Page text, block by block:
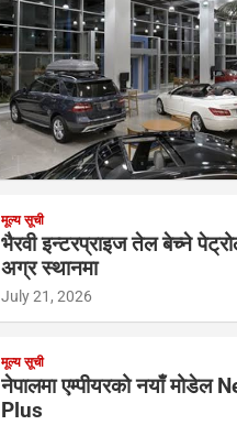
मूल्य सूची
भैरवी इन्टरप्राइज तेल बेच्ने
अग्र स्थानमा
July 21, 2026
मूल्य सूची
नेपालमा एम्पीयरको नयाँ मोडेल
Plus